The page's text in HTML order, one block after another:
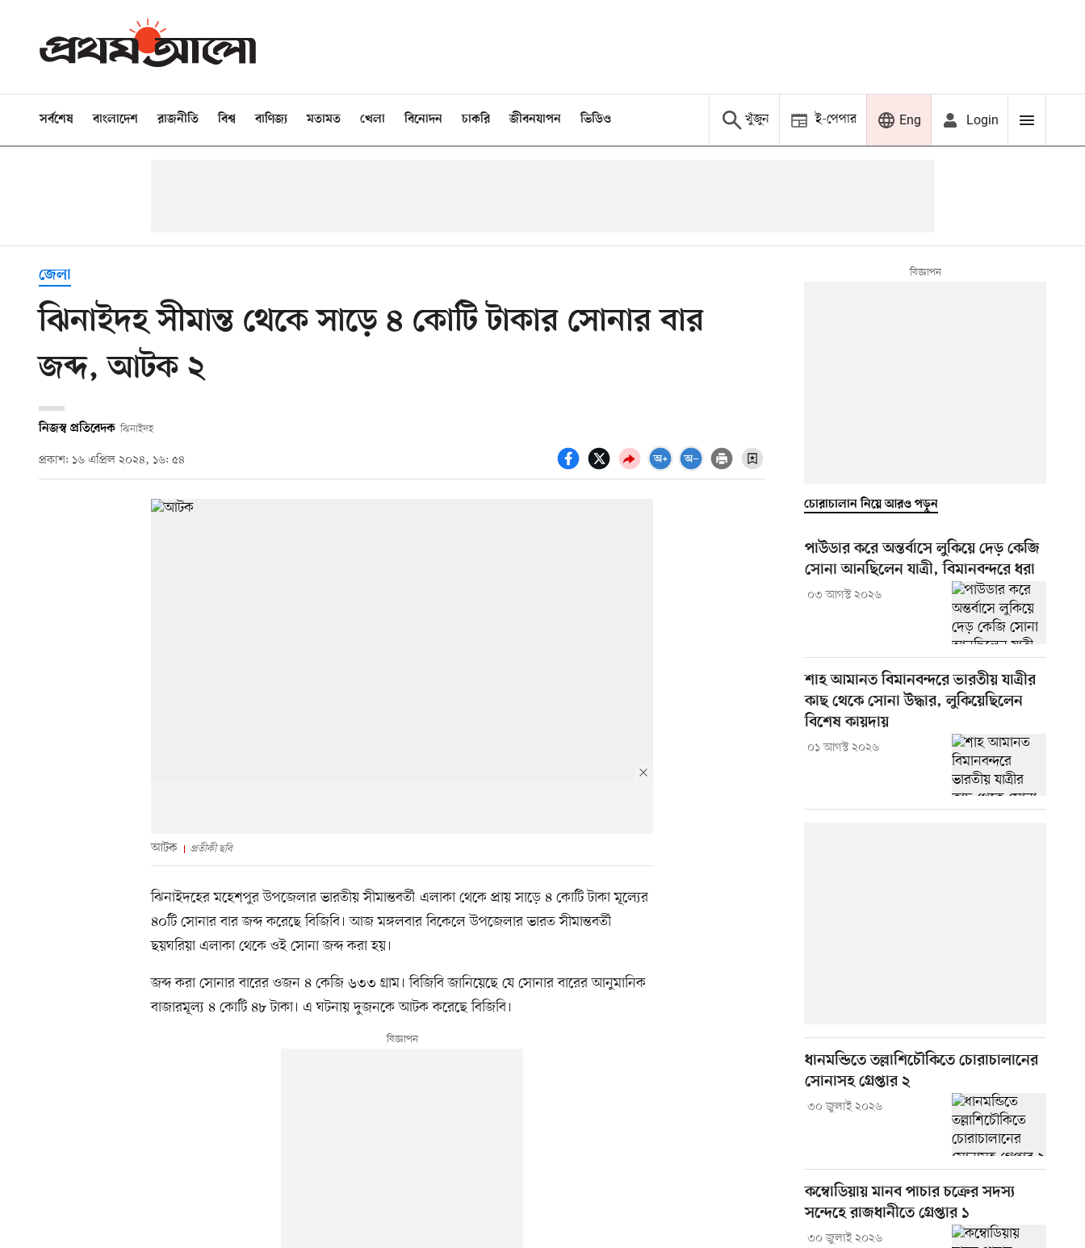
সর্বশেষ বাংলাদেশ রাজনীতি বিশ্ব বাণিজ্য মতামত খেলা বিনোদন চাকরি জীবনযাপন ভিডিও খুঁজুন ই-পেপার Eng Login
জেলা
ঝিনাইদহ সীমান্ত থেকে সাড়ে ৪ কোটি টাকার সোনার বার
জব্দ, আটক ২
নিজস্ব প্রতিবেদক ঝিনাইদহ
প্রকাশ: ১৬ এপ্রিল ২০২৪, ১৬: ৫৪
আটক প্রতীকী ছবি
ঝিনাইদহের মহেশপুর উপজেলার ভারতীয় সীমান্তবর্তী এলাকা থেকে প্রায় সাড়ে ৪ কোটি টাকা মূল্যের
৪০টি সোনার বার জব্দ করেছে বিজিবি। আজ মঙ্গলবার বিকেলে উপজেলার ভারত সীমান্তবর্তী
ছয়ঘরিয়া এলাকা থেকে ওই সোনা জব্দ করা হয়।
জব্দ করা সোনার বারের ওজন ৪ কেজি ৬৩৩ গ্রাম। বিজিবি জানিয়েছে যে সোনার বারের আনুমানিক
বাজারমূল্য ৪ কোটি ৪৮ টাকা। এ ঘটনায় দুজনকে আটক করেছে বিজিবি।
চোরাচালান নিয়ে আরও পড়ুন
পাউডার করে অন্তর্বাসে লুকিয়ে দেড় কেজি
সোনা আনছিলেন যাত্রী, বিমানবন্দরে ধরা
০৩ আগস্ট ২০২৬
শাহ আমানত বিমানবন্দরে ভারতীয় যাত্রীর
কাছ থেকে সোনা উদ্ধার, লুকিয়েছিলেন
বিশেষ কায়দায়
০১ আগস্ট ২০২৬
ধানমন্ডিতে তল্লাশিচৌকিতে চোরাচালানের
সোনাসহ গ্রেপ্তার ২
৩০ জুলাই ২০২৬
কম্বোডিয়ায় মানব পাচার চক্রের সদস্য
সন্দেহে রাজধানীতে গ্রেপ্তার ১
৩০ জুলাই ২০২৬